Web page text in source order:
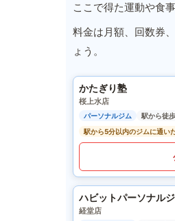
ここで得た運動や食
料金は月額、回数券
ょう。
かたぎり塾
桜上水店
パーソナルジム
駅から徒
駅から5分以内のジムに通い
ハビットパーソナル
経堂店